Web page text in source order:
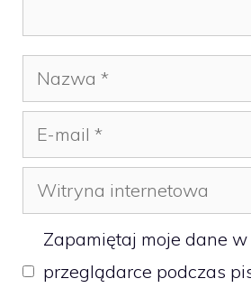
Nazwa
E-
mail
Witryna
internetowa
Zapamiętaj moje dane w
przeglądarce podczas